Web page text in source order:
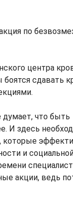
по
центра
сдавать
думает, что быть
И здесь
которые
и
акции, ведь